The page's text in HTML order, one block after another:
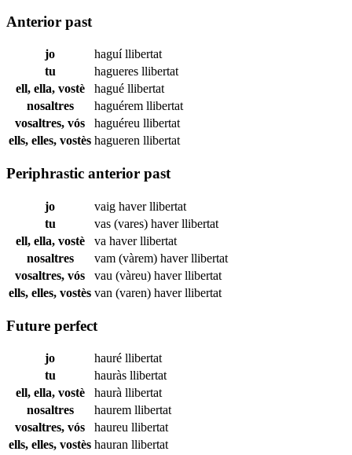
Anterior past
jo haguíllibertat
tu
hagueres llibertat
ell, ella, vostè
hagué llibertat
nosaltres
haguérem llibertat
vosaltres, vós
haguéreu llibertat
ells, elles, vostès hagueren llibertat
Periphrastic anterior past
jo vaig haverllibertat
tu
vas (vares) haverllibertat
ell, ella, vostè
va haverllibertat
nosaltres
vam (vàrem) haverllibertat
vosaltres, vós
vau (vàreu) haverllibertat
ells, elles, vostès van (varen) haverllibertat
Future perfect
jo hauré llibertat
tu
hauràs llibertat
ell, ella, vostè
haurà llibertat
nosaltres
haurem llibertat
vosaltres, vós
haureu llibertat
ells, elles, vostès hauran llibertat